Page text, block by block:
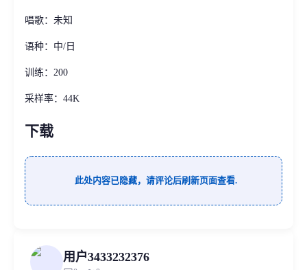
唱歌：未知
语种：中/日
训练：200
采样率：44K
下载
此处内容已隐藏，请评论后刷新页面查看.
用户3433232376